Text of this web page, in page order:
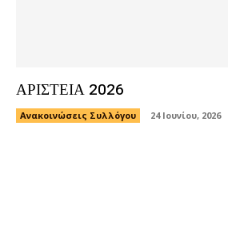
ΑΡΙΣΤΕΙΑ 2026
Ανακοινώσεις Συλλόγου 24 Ιουνίου, 2026